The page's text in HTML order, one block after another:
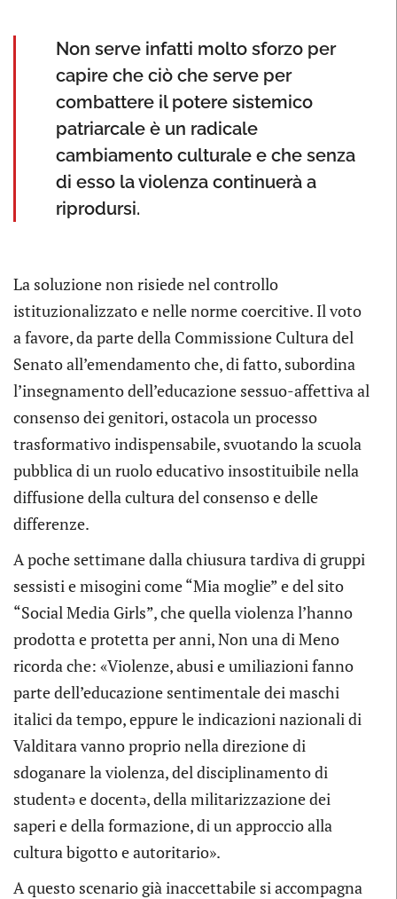
Non serve infatti molto sforzo per
capire che ciò che serve per
combattere il potere sistemico
patriarcale è un radicale
cambiamento culturale e che senza
di esso la violenza continuerà a
riprodursi.
La soluzione non risiede nel controllo
istituzionalizzato e nelle norme coercitive. Il voto
a favore, da parte della Commissione Cultura del
Senato all’emendamento che, di fatto, subordina
l’insegnamento dell’educazione sessuo-affettiva al
consenso dei genitori, ostacola un processo
trasformativo indispensabile, svuotando la scuola
pubblica di un ruolo educativo insostituibile nella
diffusione della cultura del consenso e delle
differenze.
A poche settimane dalla chiusura tardiva di gruppi
sessisti e misogini come “Mia moglie” e del sito
“Social Media Girls”, che quella violenza l’hanno
prodotta e protetta per anni, Non una di Meno
ricorda che: «Violenze, abusi e umiliazioni fanno
parte dell’educazione sentimentale dei maschi
italici da tempo, eppure le indicazioni nazionali di
Valditara vanno proprio nella direzione di
sdoganare la violenza, del disciplinamento di
studentə e docentə, della militarizzazione dei
saperi e della formazione, di un approccio alla
cultura bigotto e autoritario».
A questo scenario già inaccettabile si accompagna